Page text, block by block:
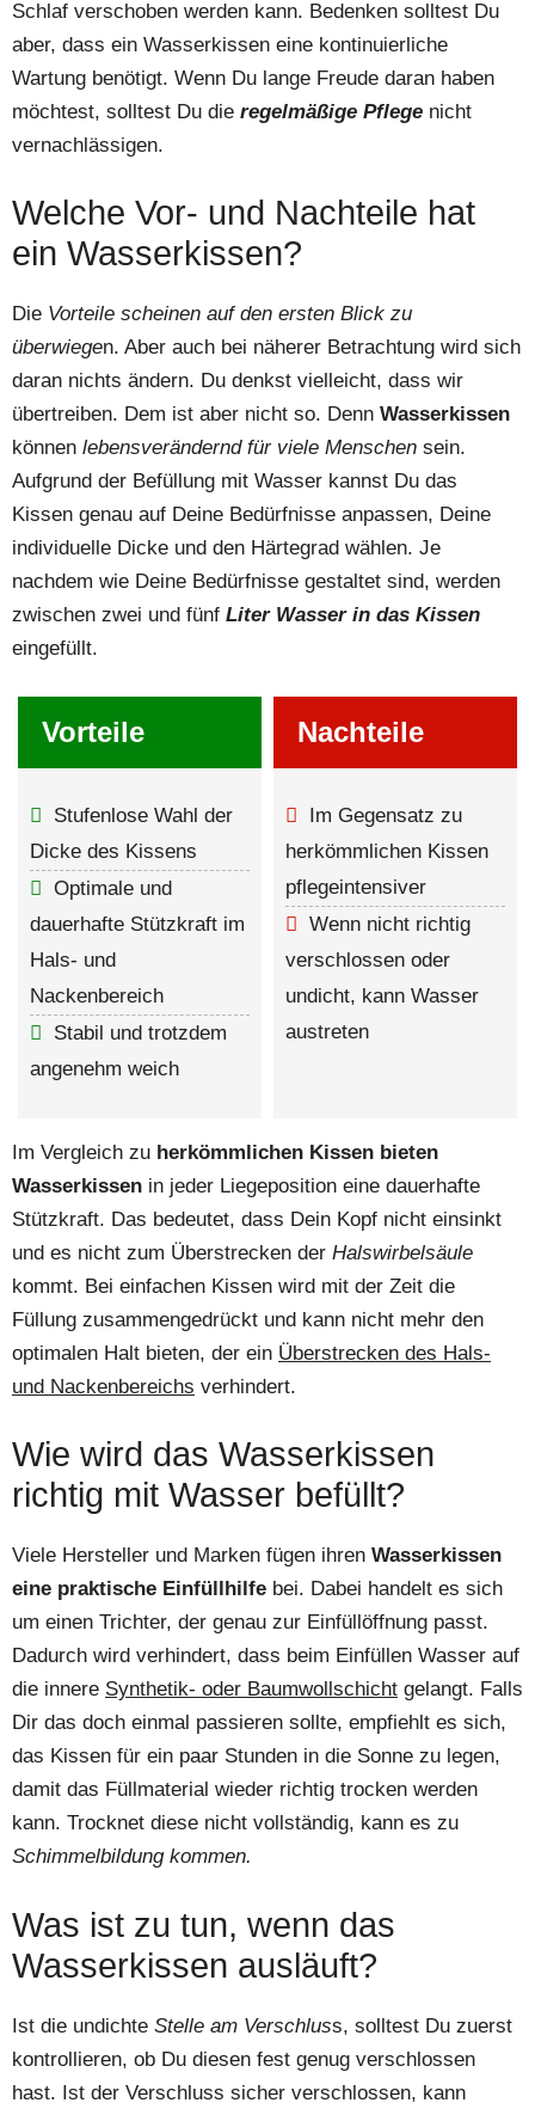
Schlaf verschoben werden kann. Bedenken solltest Du
aber, dass ein Wasserkissen eine kontinuierliche
Wartung benötigt. Wenn Du lange Freude daran haben
möchtest, solltest Du die regelmäßige Pflege nicht
vernachlässigen.
Welche Vor- und Nachteile hat
ein Wasserkissen?
Die Vorteile scheinen auf den ersten Blick zu
überwiegen. Aber auch bei näherer Betrachtung wird sich
daran nichts ändern. Du denkst vielleicht, dass wir
übertreiben. Dem ist aber nicht so. Denn Wasserkissen
können lebensverändernd für viele Menschen sein.
Aufgrund der Befüllung mit Wasser kannst Du das
Kissen genau auf Deine Bedürfnisse anpassen, Deine
individuelle Dicke und den Härtegrad wählen. Je
nachdem wie Deine Bedürfnisse gestaltet sind, werden
zwischen zwei und fünf Liter Wasser in das Kissen
eingefüllt.
Vorteile
Stufenlose Wahl der
Dicke des Kissens
Optimale und
dauerhafte Stützkraft im
Hals- und
Nackenbereich
Stabil und trotzdem
angenehm weich
Nachteile
Im Gegensatz zu
herkömmlichen Kissen
pflegeintensiver
Wenn nicht richtig
verschlossen oder
undicht, kann Wasser
austreten
Im Vergleich zu herkömmlichen Kissen bieten
Wasserkissen in jeder Liegeposition eine dauerhafte
Stützkraft. Das bedeutet, dass Dein Kopf nicht einsinkt
und es nicht zum Überstrecken der Halswirbelsäule
kommt. Bei einfachen Kissen wird mit der Zeit die
Füllung zusammengedrückt und kann nicht mehr den
optimalen Halt bieten, der ein Überstrecken des Hals-
und Nackenbereichs verhindert.
Wie wird das Wasserkissen
richtig mit Wasser befüllt?
Viele Hersteller und Marken fügen ihren Wasserkissen
eine praktische Einfüllhilfe bei. Dabei handelt es sich
um einen Trichter, der genau zur Einfüllöffnung passt.
Dadurch wird verhindert, dass beim Einfüllen Wasser auf
die innere Synthetik- oder Baumwollschicht gelangt. Falls
Dir das doch einmal passieren sollte, empfiehlt es sich,
das Kissen für ein paar Stunden in die Sonne zu legen,
damit das Füllmaterial wieder richtig trocken werden
kann. Trocknet diese nicht vollständig, kann es zu
Schimmelbildung kommen.
Was ist zu tun, wenn das
Wasserkissen ausläuft?
Ist die undichte Stelle am Verschluss, solltest Du zuerst
kontrollieren, ob Du diesen fest genug verschlossen
hast. Ist der Verschluss sicher verschlossen, kann